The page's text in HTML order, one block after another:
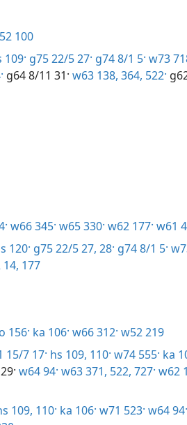
100
109· g75 22/5 27· g74 8/1 5· w73
g64 8/11 31· w63 138, 364, 522·
w66 345· w65 330· w62 177· w61
120· g75 22/5 27, 28· g74 8/1 5·
177
156· ka 106· w66 312· w52 219
15/7 17· hs 109, 110· w74 555· ka
w64 94· w63 371, 522, 727· w62
109, 110· ka 106· w71 523· w64 94·